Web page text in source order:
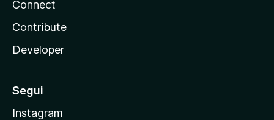
Connect
Contribute
Developer
Segui
Instagram